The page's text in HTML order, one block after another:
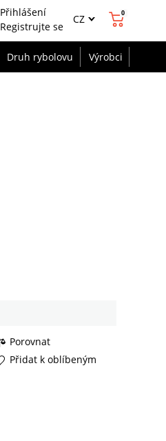
Přihlášení
Registrujte se
CZ 0
Druh rybolovu Výrobci
Porovnat
Přidat k oblíbeným